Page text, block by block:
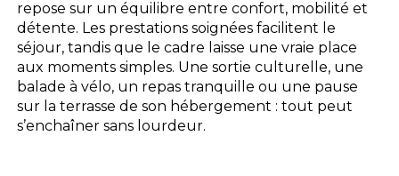
repose sur un équilibre entre confort, mobilité et
détente. Les prestations soignées facilitent le
séjour, tandis que le cadre laisse une vraie place
aux moments simples. Une sortie culturelle, une
balade à vélo, un repas tranquille ou une pause
sur la terrasse de son hébergement : tout peut
s’enchaîner sans lourdeur.